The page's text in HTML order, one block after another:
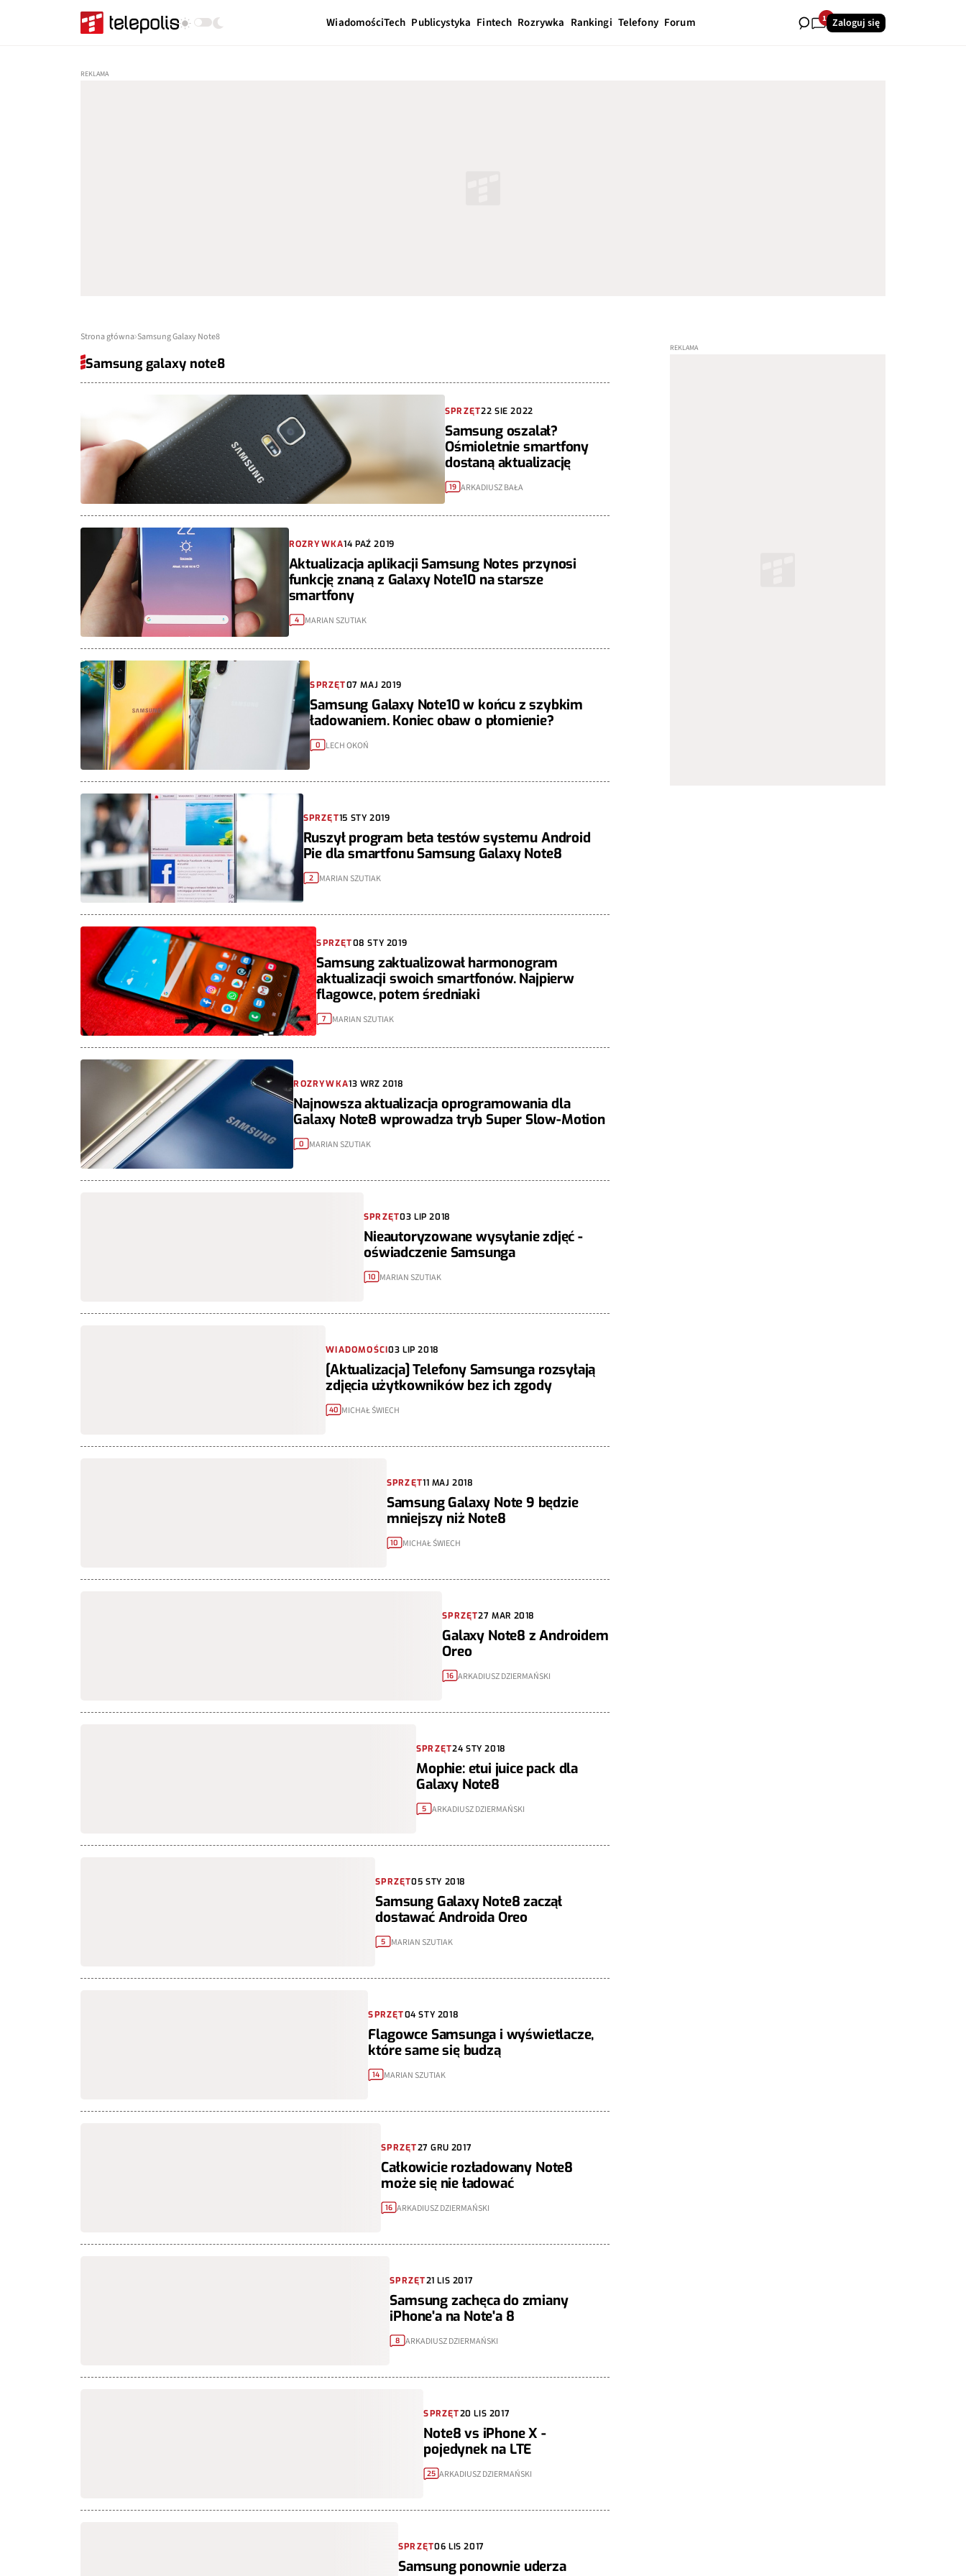
WiadomościTech Publicystyka Fintech Rozrywka Rankingi Telefony Forum 16Zaloguj się
Strona główna Samsung Galaxy Note8
Samsung galaxy note8
SPRZĘT22 SIE 2022
Samsung oszalał?
Ośmioletnie smartfony
dostaną aktualizację
19 ARKADIUSZ BAŁA
ROZRYWKA14 PAŹ 2019
Aktualizacja aplikacji Samsung Notes przynosi
funkcję znaną z Galaxy Note10 na starsze
smartfony
4 MARIAN SZUTIAK
SPRZĘT07 MAJ 2019
Samsung Galaxy Note10 w końcu z szybkim
ładowaniem. Koniec obaw o płomienie?
0 LECH OKOŃ
SPRZĘT15 STY 2019
Ruszył program beta testów systemu Android
Pie dla smartfonu Samsung Galaxy Note8
2 MARIAN SZUTIAK
SPRZĘT08 STY 2019
Samsung zaktualizował harmonogram
aktualizacji swoich smartfonów. Najpierw
flagowce, potem średniaki
7 MARIAN SZUTIAK
ROZRYWKA13 WRZ 2018
Najnowsza aktualizacja oprogramowania dla
Galaxy Note8 wprowadza tryb Super Slow-Motion
0 MARIAN SZUTIAK
SPRZĘT03 LIP 2018
Nieautoryzowane wysyłanie zdjęć -
oświadczenie Samsunga
10 MARIAN SZUTIAK
WIADOMOŚCI03 LIP 2018
[Aktualizacja] Telefony Samsunga rozsyłają
zdjęcia użytkowników bez ich zgody
40 MICHAŁ ŚWIECH
SPRZĘT11 MAJ 2018
Samsung Galaxy Note 9 będzie
mniejszy niż Note8
10 MICHAŁ ŚWIECH
SPRZĘT27 MAR 2018
Galaxy Note8 z Androidem
Oreo
16 ARKADIUSZ DZIERMAŃSKI
SPRZĘT24 STY 2018
Mophie: etui juice pack dla
Galaxy Note8
5 ARKADIUSZ DZIERMAŃSKI
SPRZĘT05 STY 2018
Samsung Galaxy Note8 zaczął
dostawać Androida Oreo
5 MARIAN SZUTIAK
SPRZĘT04 STY 2018
Flagowce Samsunga i wyświetlacze,
które same się budzą
14 MARIAN SZUTIAK
SPRZĘT27 GRU 2017
Całkowicie rozładowany Note8
może się nie ładować
16 ARKADIUSZ DZIERMAŃSKI
SPRZĘT21 LIS 2017
Samsung zachęca do zmiany
iPhone'a na Note'a 8
8 ARKADIUSZ DZIERMAŃSKI
SPRZĘT20 LIS 2017
Note8 vs iPhone X -
pojedynek na LTE
25 ARKADIUSZ DZIERMAŃSKI
SPRZĘT06 LIS 2017
Samsung ponownie uderza